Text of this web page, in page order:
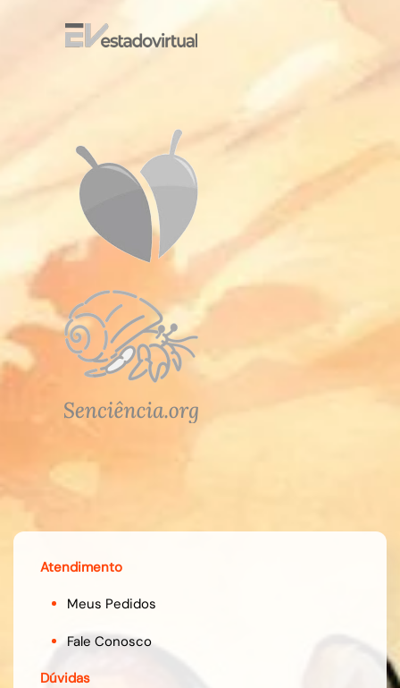
Atendimento
Meus Pedidos
Fale Conosco
Dúvidas